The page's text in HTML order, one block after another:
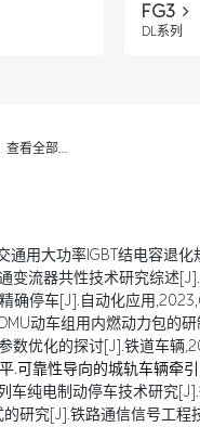
FG3
DL系列
查看全部…
通用大功率IGBT结电容退
变流器共性技术研究综述
确停车[J].自动化应用
动车组用内燃动力包的
数优化的探讨[J].铁道车辆
.可靠性导向的城轨车辆牵
车纯电制动停车技术研究
研究[J].铁路通信信号工程